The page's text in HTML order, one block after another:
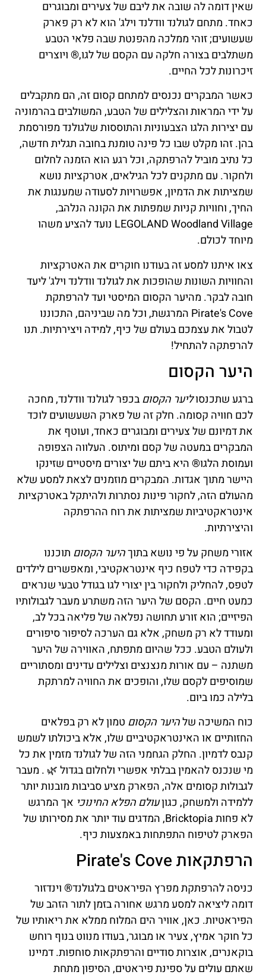
שאין דומה לה שובה את ליבם של צעירים ומבוגרים
כאחד. מתחם לגולנד וודלנד וילג' הוא לא רק פארק
שעשועים; זוהי ממלכה מהפנטת שבה פלאי הטבע
משתלבים בצורה חלקה עם הקסם של לגו,® ויוצרים
זיכרונות לכל החיים.
כאשר המבקרים נכנסים למתחם קסום זה, הם מתקבלים
על ידי המראות והצלילים של הטבע, המשולבים בהרמוניה
עם יצירות הלגו הצבעוניות והתוססות שלגולנד מפורסמת
בהן. זהו מקלט שבו כל פינה טומנת בחובה תגלית חדשה,
כל נתיב מוביל להרפתקה, וכל רגע הוא הזמנה לחלום
ולחקור. עם מתקנים לכל הגילאים, אטרקציות נושא
שמציתות את הדמיון, אפשרויות לסעודה שמענגות את
החיך, וחוויות קניות שמפתות את הקונה הנלהב,
LEGOLAND Woodland Village נועד להציע משהו
מיוחד לכולם.
צאו איתנו למסע זה בעודנו חוקרים את האטרקציות
והחוויות השונות שהופכות את לגולנד וודלנד וילג' ליעד
חובה לבקר. מהיער הקסום המיסטי ועד להרפתקת
Pirate's Cove המרגשת, וכל מה שביניהם, התכוננו
לטבול את עצמכם בעולם של כיף, למידה ויצירתיות. תנו
להרפתקה להתחיל!
היער הקסום
ברגע שתכנסוליער הקסוםבכפר לגולנד וודלנד, מחכה
לכם חוויה קסומה. חלק זה של פארק השעשועים לוכד
את דמיונם של צעירים ומבוגרים כאחד, ועוטף את
המבקרים במעטה של קסם ומיתוס. העלווה הצפופה
ועמוסת הלגו® היא ביתם של יצורים מיסטיים שזינקו
היישר מתוך אגדות. המבקרים מוזמנים לצאת למסע שלא
מהעולם הזה, לחקור פינות נסתרות ולהיתקל באטרקציות
אינטראקטיביות שמציתות את רוח ההרפתקה
והיצירתיות.
אזורי משחק על פי נושא בתוךהיער הקסום תוכננו
בקפידה כדי לטפח כיף אינטראקטיבי, ומאפשרים לילדים
לטפס, להחליק ולחקור בין יצורי לגו בגודל טבעי שנראים
כמעט חיים. הקסם של היער הזה משתרע מעבר לגבולותיו
הפיזיים; הוא זורע תחושה נפלאה של פליאה בכל לב,
ומעודד לא רק משחק, אלא גם הערכה לסיפור סיפורים
ולעולם הטבע. ככל שהיום מתפתח, האווירה של היער
משתנה – עם אורות מנצנצים וצלילים עדינים ומסתוריים
שמוסיפים לקסם שלו, והופכים את החוויה למרתקת
בלילה כמו ביום.
כוח המשיכה שלהיער הקסום טמון לא רק בפלאים
החזותיים או האינטראקטיביים שלו, אלא ביכולתו לשמש
קנבס לדמיון. החלק הגחמני הזה של לגולנד מזמין את כל
מי שנכנס להאמין בבלתי אפשרי ולחלום בגדול 🌿 . מעבר
לגבולות קסומים אלה, הפארק מציע סביבות מובנות יותר
ללמידה ולמשחק, כגוןעולם הפלא החינוכי אך המרגש
לא פחות Bricktopia, המדגים עוד יותר את מסירותו של
הפארק לטיפוח התפתחות באמצעות כיף.
הרפתקאות Pirate's Cove
כניסה להרפתקת מפרץ הפיראטים בלגולנד® וינדזור
דומה ליציאה למסע מרגש אחורה בזמן לתור הזהב של
הפיראטיות. כאן, אוויר הים המלוח ממלא את ריאותיו של
כל חוקר אמיץ, צעיר או מבוגר, בעודו מנווט בנוף רוחש
בוקאנרים, אוצרות סודיים והרפתקאות סוחפות. דמיינו
שאתם עולים על ספינת פיראטים, הסיפון מתחת